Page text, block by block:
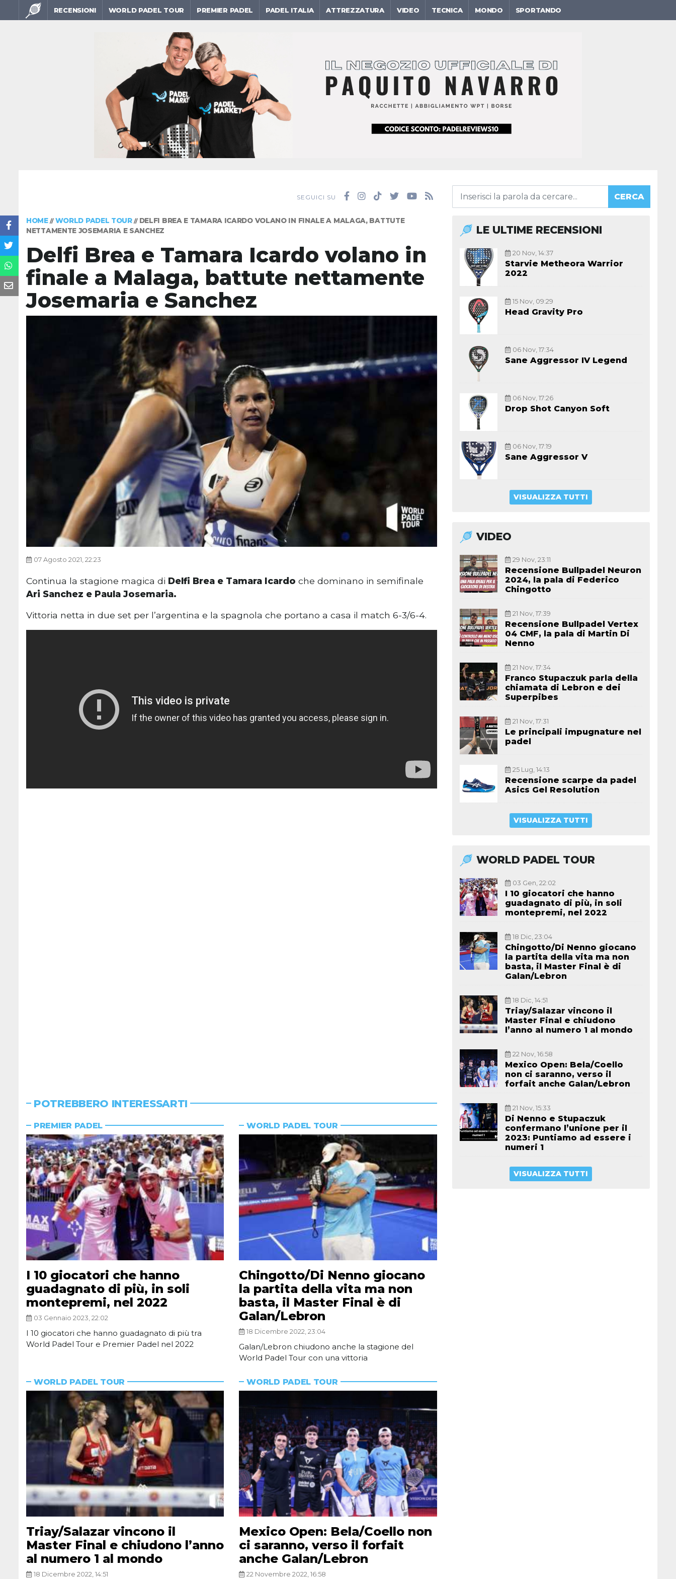
RECENSIONI WORLD PADEL TOUR PREMIER PADEL PADEL ITALIA ATTREZZATURA VIDEO TECNICA MONDO SPORTANDO
SEGUICI SU CERCA
HOME// WORLD PADEL TOUR// DELFI BREA E TAMARA ICARDO VOLANO IN FINALE A MALAGA, BATTUTE
NETTAMENTE JOSEMARIA E SANCHEZ
Delfi Brea e Tamara Icardo volano in
finale a Malaga, battute nettamente
Josemaria e Sanchez
07 Agosto 2021, 22:23
Continua la stagione magica di Delfi Brea e Tamara Icardo che dominano in semifinale
Ari Sanchez e Paula Josemaria.
Vittoria netta in due set per l’argentina e la spagnola che portano a casa il match 6-3/6-4.
POTREBBERO INTERESSARTI
PREMIER PADEL
I 10 giocatori che hanno
guadagnato di più, in soli
montepremi, nel 2022
03 Gennaio 2023, 22:02
I 10 giocatori che hanno guadagnato di più tra
World Padel Tour e Premier Padel nel 2022
WORLD PADEL TOUR
Chingotto/Di Nenno giocano
la partita della vita ma non
basta, il Master Final è di
Galan/Lebron
18 Dicembre 2022, 23:04
Galan/Lebron chiudono anche la stagione del
World Padel Tour con una vittoria
WORLD PADEL TOUR
Triay/Salazar vincono il
Master Final e chiudono l’anno
al numero 1 al mondo
18 Dicembre 2022, 14:51
WORLD PADEL TOUR
Mexico Open: Bela/Coello non
ci saranno, verso il forfait
anche Galan/Lebron
22 Novembre 2022, 16:58
LE ULTIME RECENSIONI
20 Nov, 14:37
Starvie Metheora Warrior
2022
15 Nov, 09:29
Head Gravity Pro
06 Nov, 17:34
Sane Aggressor IV Legend
06 Nov, 17:26
Drop Shot Canyon Soft
06 Nov, 17:19
Sane Aggressor V
VISUALIZZA TUTTI
VIDEO
29 Nov, 23:11
Recensione Bullpadel Neuron
2024, la pala di Federico
Chingotto
21 Nov, 17:39
Recensione Bullpadel Vertex
04 CMF, la pala di Martin Di
Nenno
21 Nov, 17:34
Franco Stupaczuk parla della
chiamata di Lebron e dei
Superpibes
21 Nov, 17:31
Le principali impugnature nel
padel
25 Lug, 14:13
Recensione scarpe da padel
Asics Gel Resolution
VISUALIZZA TUTTI
WORLD PADEL TOUR
03 Gen, 22:02
I 10 giocatori che hanno
guadagnato di più, in soli
montepremi, nel 2022
18 Dic, 23:04
Chingotto/Di Nenno giocano
la partita della vita ma non
basta, il Master Final è di
Galan/Lebron
18 Dic, 14:51
Triay/Salazar vincono il
Master Final e chiudono
l’anno al numero 1 al mondo
22 Nov, 16:58
Mexico Open: Bela/Coello
non ci saranno, verso il
forfait anche Galan/Lebron
21 Nov, 15:33
Di Nenno e Stupaczuk
confermano l’unione per il
2023: Puntiamo ad essere i
numeri 1
VISUALIZZA TUTTI